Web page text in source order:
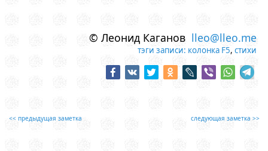
© Леонид Каганов lleo@lleo.me
тэги записи: колонка F5,стихи
<< предыдущая заметка следующая заметка >>